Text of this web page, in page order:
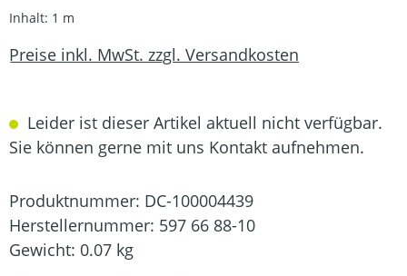
Inhalt: 1 m
Preise inkl. MwSt. zzgl. Versandkosten
Leider ist dieser Artikel aktuell nicht verfügbar.
Sie können gerne mit uns Kontakt aufnehmen.
Produktnummer: DC-100004439
Herstellernummer: 597 66 88-10
Gewicht: 0.07 kg